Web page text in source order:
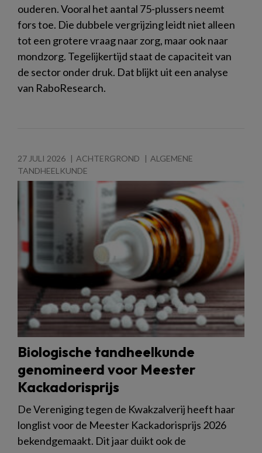
ouderen. Vooral het aantal 75-plussers neemt
fors toe. Die dubbele vergrijzing leidt niet alleen
tot een grotere vraag naar zorg, maar ook naar
mondzorg. Tegelijkertijd staat de capaciteit van
de sector onder druk. Dat blijkt uit een analyse
van RaboResearch.
27 JULI 2026 ACHTERGROND
ALGEMENE
TANDHEELKUNDE
Biologische tandheelkunde
genomineerd voor Meester
Kackadorisprijs
De Vereniging tegen de Kwakzalverij heeft haar
longlist voor de Meester Kackadorisprijs 2026
bekendgemaakt. Dit jaar duikt ook de